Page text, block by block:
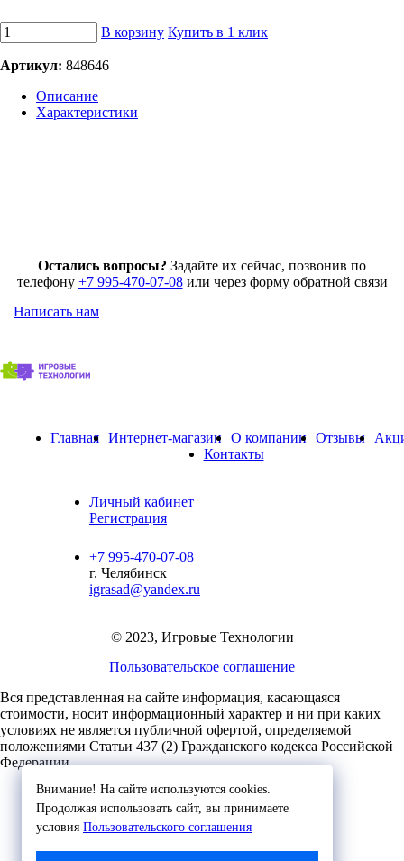
В корзину Купить в 1 клик
Артикул: 848646
Описание
Характеристики
Внимание! На сайте используются cookies.
Продолжая использовать сайт, вы принимаете
условия Пользовательского соглашения
Остались вопросы? Задайте их сейчас, позвонив по
телефону +7 995-470-07-08или через форму обратной связи
Написать нам
Главная Интернет-магазин О компании Отзывы
Контакты
Личный кабинет
Регистрация
+7 995-470-07-08
г. Челябинск
igrasad@yandex.ru
© 2023, Игровые Технологии
Пользовательское соглашение
Вся представленная на сайте информация, касающаяся
стоимости, носит информационный характер и ни при каких
условиях не является публичной офертой, определяемой
положениями Статьи 437 (2) Гражданского кодекса Российской
Федерации.